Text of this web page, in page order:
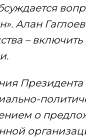
Алан
–
о